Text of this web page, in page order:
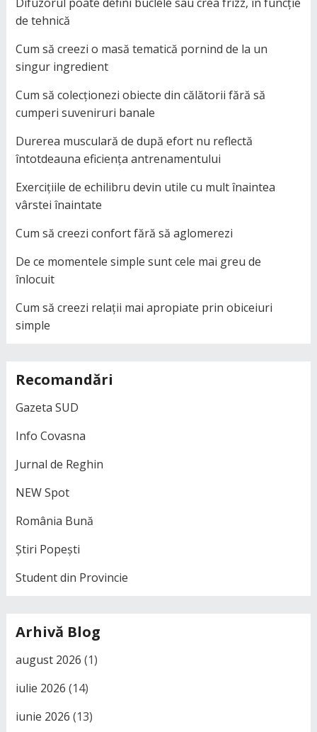
de tehnică
Cum să creezi o masă tematică pornind de la un
singur ingredient
Cum să colecționezi obiecte din călătorii fără să
cumperi suveniruri banale
Durerea musculară de după efort nu reflectă
întotdeauna eficiența antrenamentului
Exercițiile de echilibru devin utile cu mult înaintea
vârstei înaintate
Cum să creezi confort fără să aglomerezi
De ce momentele simple sunt cele mai greu de
înlocuit
Cum să creezi relații mai apropiate prin obiceiuri
simple
Recomandări
Gazeta SUD
Info Covasna
Jurnal de Reghin
NEW Spot
România Bună
Știri Popești
Student din Provincie
Arhivă Blog
august 2026 (1)
iulie 2026 (14)
iunie 2026 (13)